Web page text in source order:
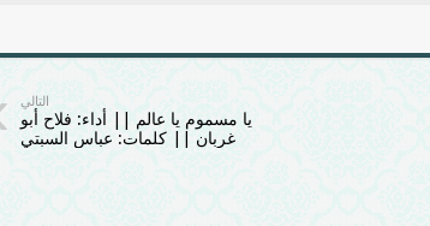
التالي
يا مسموم يا عالم || أداء: فلاح أبو
غربان || كلمات: عباس السبتي